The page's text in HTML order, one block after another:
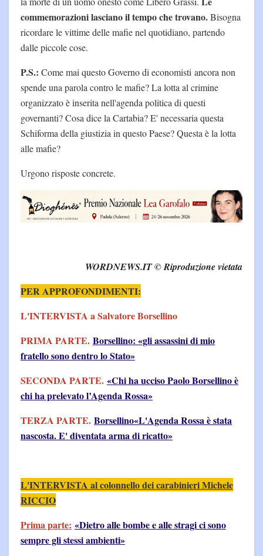
commemorazioni lasciano il tempo che trovano.Bisogna
ricordare le vittime delle mafie nel quotidiano, partendo
dalle piccole cose.
P.S.: Come mai questo Governo di economisti ancora non
spende una parola contro le mafie? La lotta al crimine
organizzato è inserita nell'agenda politica di questi
governanti? Cosa dice la Cartabia? E' necessaria questa
Schiforma della giustizia in questo Paese? Questa è la lotta
alle mafie?
Urgono risposte concrete.
WORDNEWS.IT © Riproduzione vietata
PER APPROFONDIMENTI:
L'INTERVISTA a Salvatore Borsellino
PRIMA PARTE. Borsellino: «gli assassini di mio
fratello sono dentro lo Stato»
SECONDA PARTE. «Chi ha ucciso Paolo Borsellino è
chi ha prelevato l’Agenda Rossa»
TERZA PARTE. Borsellino«L'Agenda Rossa è stata
nascosta. E' diventata arma di ricatto»
L'INTERVISTA al colonnello dei carabinieri Michele
RICCIO
Prima parte: «Dietro alle bombe e alle stragi ci sono
sempre gli stessi ambienti»